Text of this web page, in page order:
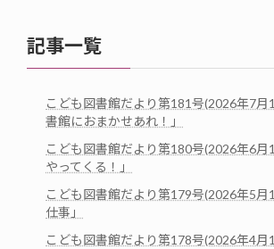
記事一覧
こども図書館だより第181号(2026年7月
書館におまかせあれ！」
こども図書館だより第180号(2026年6月
やってくる！」
こども図書館だより第179号(2026年5月
仕事」
こども図書館だより第178号(2026年4月